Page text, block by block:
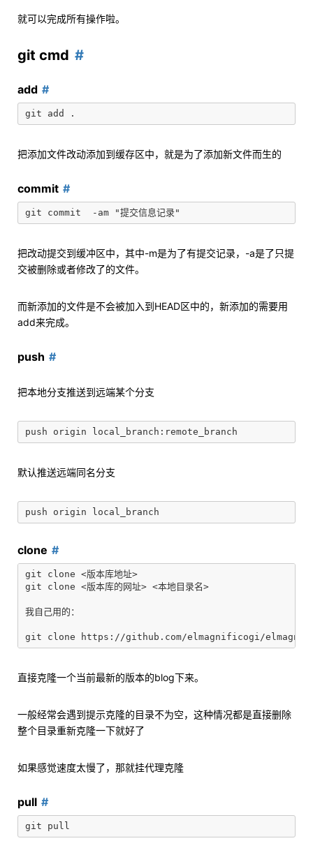
就可以完成所有操作啦。
git cmd
add
把添加文件改动添加到缓存区中，就是为了添加新文件而生的
commit
把改动提交到缓冲区中，其中-m是为了有提交记录，-a是了只提
交被删除或者修改了的文件。
而新添加的文件是不会被加入到HEAD区中的，新添加的需要用
add来完成。
push
把本地分支推送到远端某个分支
默认推送远端同名分支
clone
git clone <版本库地址>
git clone <版本库的网址> <本地目录名>
我自己用的：
直接克隆一个当前最新的版本的blog下来。
一般经常会遇到提示克隆的目录不为空，这种情况都是直接删除
整个目录重新克隆一下就好了
如果感觉速度太慢了，那就挂代理克隆
pull